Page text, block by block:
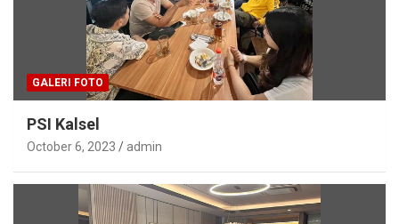
GALERI FOTO
PSI Kalsel
October 6, 2023 admin